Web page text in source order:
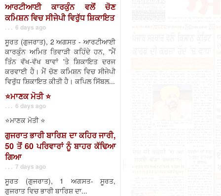
ਆਰਟੀਆਈ ਕਾਰਕੁੰਨ ਵਲੋਂ ਚੋਣ
ਕਮਿਸ਼ਨ ਵਿਚ ਸੀਜੇਪੀ ਵਿਰੁੱਧ ਸ਼ਿਕਾਇਤ
. . . 6 days ago
ਸੂਰਤ (ਗੁਜਰਾਤ), 2 ਅਗਸਤ - ਆਰਟੀਆਈ
ਕਾਰਕੁੰਨ ਅਮਿਤ ਤਿਵਾੜੀ ਕਹਿੰਦੇ ਹਨ, "ਮੈਂ
ਤਿੰਨ ਵੱਖ-ਵੱਖ ਥਾਵਾਂ 'ਤੇ ਸ਼ਿਕਾਇਤ ਦਰਜ
ਕਰਵਾਈ ਹੈ। ਮੈਂ ਚੋਣ ਕਮਿਸ਼ਨ ਵਿਚ ਸੀਜੇਪੀ
ਵਿਰੁੱਧ ਸ਼ਿਕਾਇਤ ਕੀਤੀ ਹੈ। ਕਪਿਲ ਸਿੱਬਲ...
⭐️ਮਾਣਕ ਮੋਤੀ ⭐️
. . . 6 days ago
⭐️ਮਾਣਕ ਮੋਤੀ ⭐️
ਗੁਜਰਾਤ ਭਾਰੀ ਬਾਰਿਸ਼ ਦਾ ਕਹਿਰ ਜਾਰੀ,
50 ਤੋਂ 60 ਪਰਿਵਾਰਾਂ ਨੂੰ ਬਾਹਰ ਕੱਢਿਆ
ਗਿਆ
. . . 7 days ago
ਸੂਰਤ (ਗੁਜਰਾਤ), 1 ਅਗਸਤ- ਸੂਰਤ,
ਗੁਜਰਾਤ ਵਿਚ ਭਾਰੀ ਬਾਰਿਸ਼ ਦਾ...